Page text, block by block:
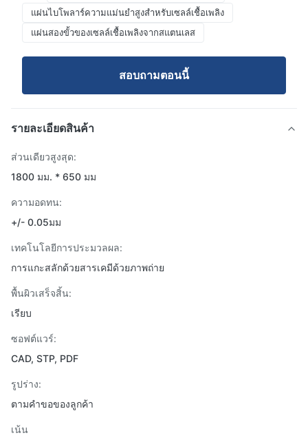
แผ่นไบโพลาร์ความแม่นยําสูงสําหรับเซลล์เชื้อเพลิง
แผ่นสองขั้วของเซลล์เชื้อเพลิงจากสแตนเลส
สอบถามตอนนี้
รายละเอียดสินค้า
ส่วนเดียวสูงสุด:
1800 มม. * 650 มม
ความอดทน:
+/- 0.05มม
เทคโนโลยีการประมวลผล:
การแกะสลักด้วยสารเคมีด้วยภาพถ่าย
พื้นผิวเสร็จสิ้น:
เรียบ
ซอฟต์แวร์:
CAD, STP, PDF
รูปร่าง:
ตามคำขอของลูกค้า
เน้น